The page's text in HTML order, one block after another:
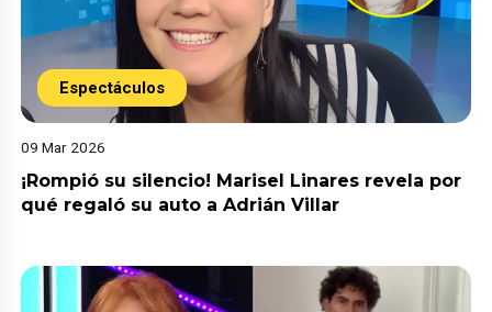
Espectáculos
09 Mar 2026
¡Rompió su silencio! Marisel Linares revela por
qué regaló su auto a Adrián Villar